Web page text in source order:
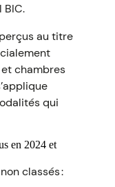
BIC.
au titre
chambres
qui
en 2024 et
classés :